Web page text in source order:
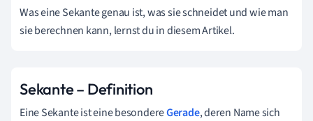
Was eine Sekante genau ist, was sie schneidet und wie man
sie berechnen kann, lernst du in diesem Artikel.
Sekante – Definition
Eine Sekante ist eine besondereGerade, deren Name sich